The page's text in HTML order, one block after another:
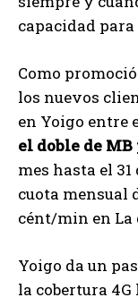
capacidad para
Como
los nuevos
en Yoigo entre
el doble de
mes hasta el
cuota mensual
cént/min en La
Yoigo da un
la cobertura